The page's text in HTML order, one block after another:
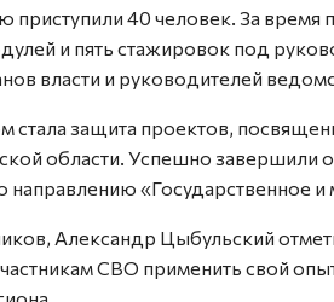
приступили 40 человек. За
и пять стажировок под
власти и руководителей
защита проектов,
области. Успешно завершили
«Государственное и
Александр Цыбульский
СВО применить свой